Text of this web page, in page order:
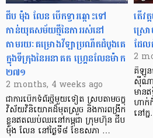
ជីប ម៉ុង លែន បើកទ្វារឆ្ពោះទៅ
កាន់យុគសម័យថ្មីនៃការរស់នៅ
តាមរយៈគម្រោងវីឡាប្រណីតដំបូងគេ
ក្នុងទីក្រុងនៃអនាគត ហ្គ្រេនលែនម៉ាក
២៧១
2 months, 4 weeks ago
ជាការបើកទំព័រថ្មីមួយទៀត ស្របតាមចក្ខុ
វិស័យវិនិយោគដ៏មុតស្រួច និងការពង្រីក
ខ្លួនឥតឈប់ឈរនៅកម្ពុជា ក្រុមហ៊ុន ជីប
ម៉ុង លែន នៅថ្ងៃទី៨ ខែឧសភា …
តើវ
ស្រោ
ដែល
2
គីឡូ
ស៊ីណា
មាន
ហាក់
នៅក្